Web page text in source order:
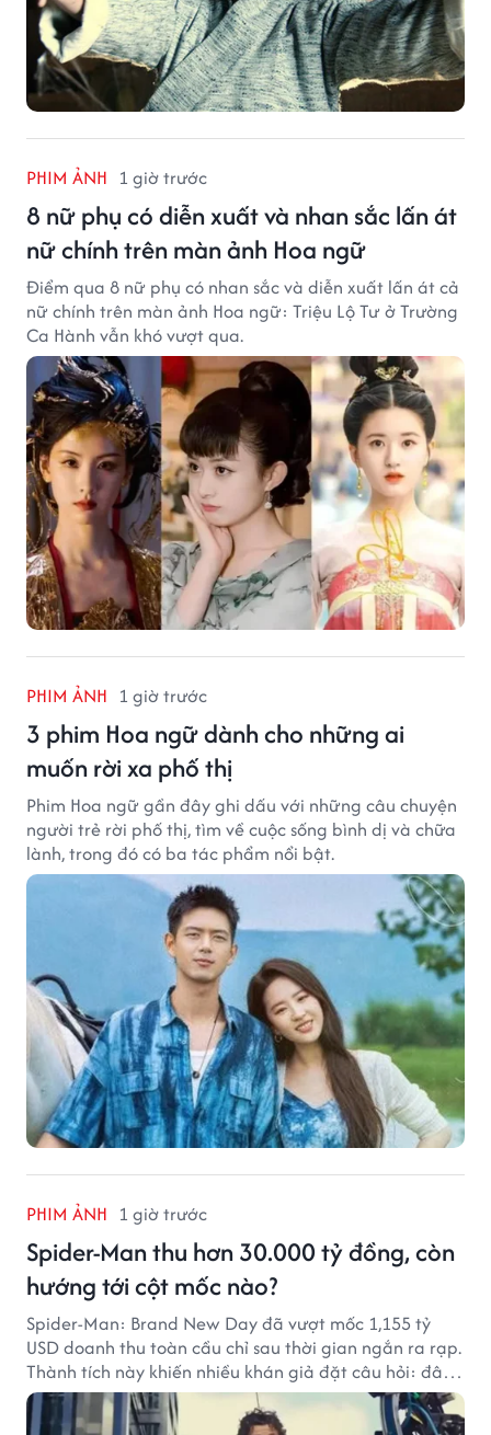
PHIM ẢNH 1 giờ trước
8 nữ phụ có diễn xuất và nhan sắc lấn át
nữ chính trên màn ảnh Hoa ngữ
Điểm qua 8 nữ phụ có nhan sắc và diễn xuất lấn át cả
nữ chính trên màn ảnh Hoa ngữ: Triệu Lộ Tư ở Trường
Ca Hành vẫn khó vượt qua.
PHIM ẢNH 1 giờ trước
3 phim Hoa ngữ dành cho những ai
muốn rời xa phố thị
Phim Hoa ngữ gần đây ghi dấu với những câu chuyện
người trẻ rời phố thị, tìm về cuộc sống bình dị và chữa
lành, trong đó có ba tác phẩm nổi bật.
PHIM ẢNH 1 giờ trước
Spider-Man thu hơn 30.000 tỷ đồng, còn
hướng tới cột mốc nào?
Spider-Man: Brand New Day đã vượt mốc 1,155 tỷ
USD doanh thu toàn cầu chỉ sau thời gian ngắn ra rạp.
Thành tích này khiến nhiều khán giả đặt câu hỏi: đâu
sẽ là cột mốc tiếp theo của Người Nhện?